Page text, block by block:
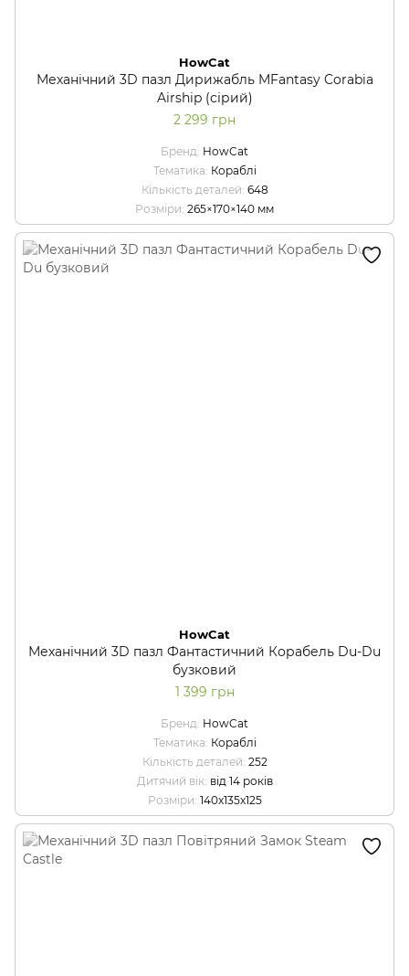
HowCat
Механічний 3D пазл Дирижабль MFantasy Corabia
Airship (сірий)
2 299 грн
Бренд HowCat
Тематика Кораблі
Кількість деталей 648
Розміри 265×170×140 мм
HowCat
Механічний 3D пазл Фантастичний Корабель Du-Du
бузковий
1 399 грн
Бренд HowCat
Тематика Кораблі
Кількість деталей 252
Дитячий вік від 14 років
Розміри 140x135x125